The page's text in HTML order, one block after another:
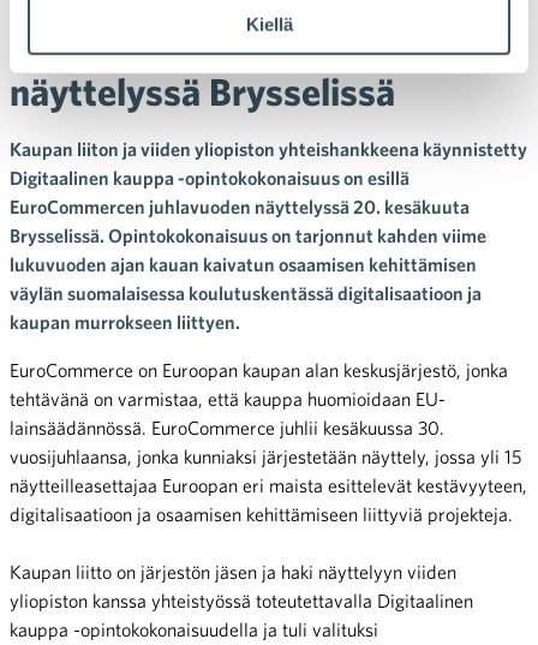
Kiellä
vuotisjuhlan
näyttelyssä Brysselissä
Kaupan liiton ja viiden yliopiston yhteishankkeena käynnistetty
Digitaalinen kauppa -opintokokonaisuus on esillä
EuroCommercen juhlavuoden näyttelyssä 20. kesäkuuta
Brysselissä. Opintokokonaisuus on tarjonnut kahden viime
lukuvuoden ajan kauan kaivatun osaamisen kehittämisen
väylän suomalaisessa koulutuskentässä digitalisaatioon ja
kaupan murrokseen liittyen.
EuroCommerce on Euroopan kaupan alan keskusjärjestö, jonka
tehtävänä on varmistaa, että kauppa huomioidaan EU-
lainsäädännössä. EuroCommerce juhlii kesäkuussa 30.
vuosijuhlaansa, jonka kunniaksi järjestetään näyttely, jossa yli 15
näytteilleasettajaa Euroopan eri maista esittelevät kestävyyteen,
digitalisaatioon ja osaamisen kehittämiseen liittyviä projekteja.
Kaupan liitto on järjestön jäsen ja haki näyttelyyn viiden
yliopiston kanssa yhteistyössä toteutettavalla Digitaalinen
kauppa -opintokokonaisuudella ja tuli valituksi